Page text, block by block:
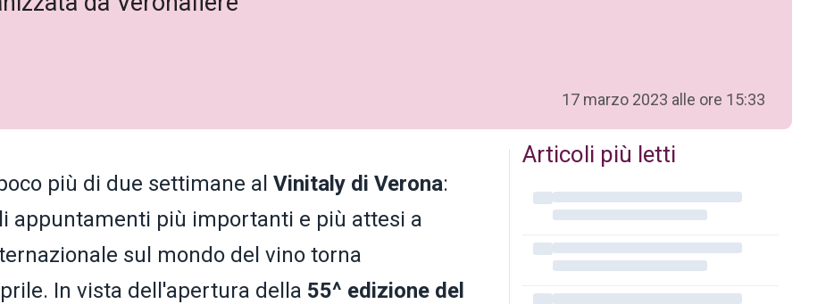
17 marzo 2023 alle ore 15:33
più di due settimane alVinitaly diVerona:
appuntamenti più importanti e più attesi a
sul mondo del vino torna
In vista dell'apertura della 55^ edizione del
Articoli più letti